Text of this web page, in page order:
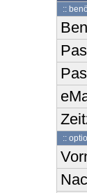
::
::